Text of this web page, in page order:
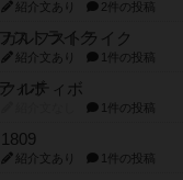
紹介文あり 2件の投稿
ガルフストライク
紹介文あり 1件の投稿
クルティボ
1件の投稿
1809
紹介文あり 1件の投稿